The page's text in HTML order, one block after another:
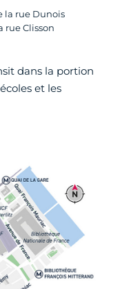
la rue Dunois
rue Clisson
dans la portion
et les